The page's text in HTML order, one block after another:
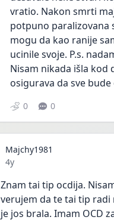
vratio. Nakon smrti
potpuno paralizovana
mogu da kao ranije
ucinile svoje. P.s.
Nisam nikada išla kod
osigurava da sve bude
0 0
Majchy1981
Date posted
4y
Znam tai tip ocdija.
verujem da te tai tip radi
je jos brala. Imam OCD